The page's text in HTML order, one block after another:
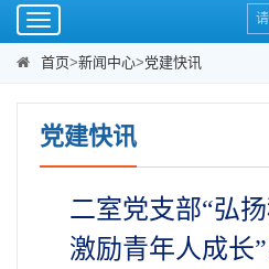
Toggle
navigation
首页>新闻中心>党建快讯
党建快讯
二室党支部“弘扬
激励青年人成长